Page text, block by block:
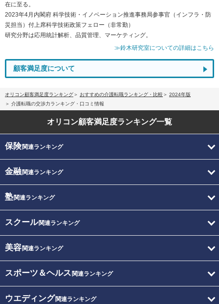
在に至る。
2023年4月内閣府 科学技術・イノベーション推進事務局参事官（インフラ・防
災担当）付上席科学技術政策フェロー（非常勤）
研究分野は応用統計解析、品質管理、マーケティング。
≫鈴木研究室についての詳細はこちら
顧客満足度について
オリコン顧客満足度ランキング おすすめの介護転職ランキング・比較
2024年版
介護転職の交渉力ランキング・口コミ情報
オリコン顧客満足度ランキング一覧
保険関連ランキング
金融関連ランキング
塾関連ランキング
スクール関連ランキング
美容関連ランキング
スポーツ＆ヘルス 関連ランキング
ウエディング関連ランキング